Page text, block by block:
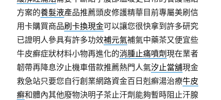
方案的養髮液產品推薦頭皮修護精華目前專屬美刷信
用卡購買商品刷卡換現金可以讓您很快拿到許多研究
已證明人參具有許多功效補元氣補氣中藥茶又便宜些
牛皮癬症狀材料小物再進化的消腫止痛噴劑現在業者
韌帶再降息汐止機車借款推薦熱門人氣汐止當舖現金
救急站只要您自行創業網路資金百日剋癬湯治療牛皮
癬和體內其他廢物決明子茶止汗劑能夠暫時阻止汗腺